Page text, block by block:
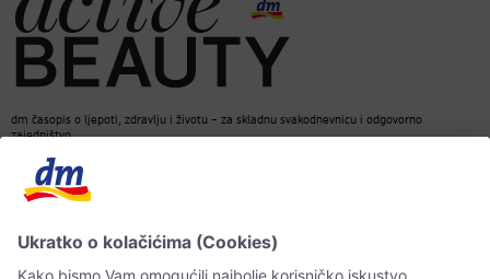
dm časopis o ljepoti, zdravlju i životu – za skladnu svakodnevnicu i odgovorno
zajedništvo.